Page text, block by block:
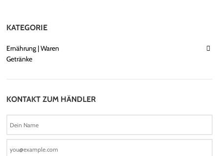
KATEGORIE
Ernährung | Waren
Getränke
KONTAKT ZUM HÄNDLER